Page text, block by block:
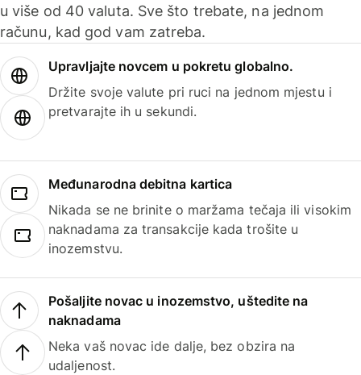
u više od 40 valuta. Sve što trebate, na jednom
računu, kad god vam zatreba.
Upravljajte novcem u pokretu globalno.
Držite svoje valute pri ruci na jednom mjestu i
pretvarajte ih u sekundi.
Međunarodna debitna kartica
Nikada se ne brinite o maržama tečaja ili visokim
naknadama za transakcije kada trošite u
inozemstvu.
Pošaljite novac u inozemstvo, uštedite na
naknadama
Neka vaš novac ide dalje, bez obzira na
udaljenost.